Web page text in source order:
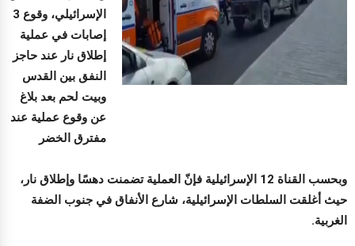
الإسرائيلي، وقوع 3
إصابات في عملية
إطلاق نار عند حاجز
النفق بين القدس
وبيت لحم بعد بلاغ
عن وقوع عملية عند
مفترق الخضر
وبحسب القناة 12 الإسرائيلية فإنّ العملية تضمنت دهسًا وإطلاق نار،
حيث أغلقت السلطات الإسرائيلية، شارع الأنفاق في جنوب الضفة
الغربية.